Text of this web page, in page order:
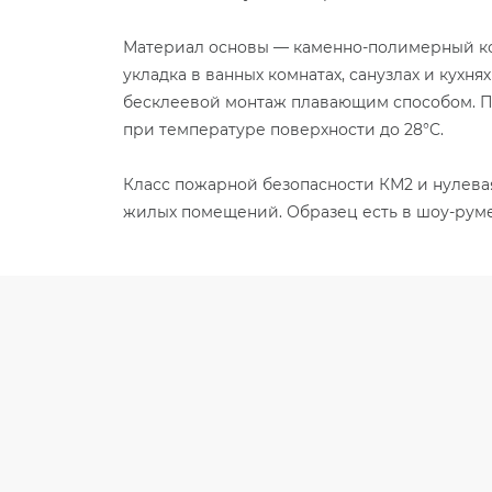
Материал основы — каменно-полимерный
укладка в ванных комнатах, санузлах и
бесклеевой монтаж плавающим способом.
при температуре поверхности до 28°C.
Класс пожарной безопасности КМ2 и
жилых помещений. Образец есть в шоу-